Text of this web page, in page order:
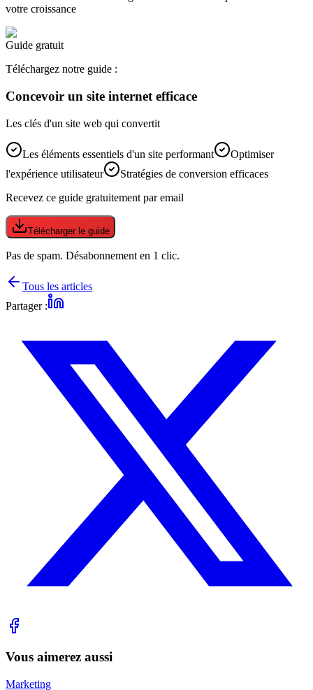
votre croissance
Guide gratuit
Téléchargez notre guide :
Concevoir un site internet efficace
Les clés d'un site web qui convertit
Les éléments essentiels d'un site performant
Optimiser
l'expérience utilisateur
Stratégies de conversion efficaces
Recevez ce guide gratuitement par email
Télécharger le guide
Pas de spam. Désabonnement en 1 clic.
Tous les articles
Partager :
Vous aimerez aussi
Marketing